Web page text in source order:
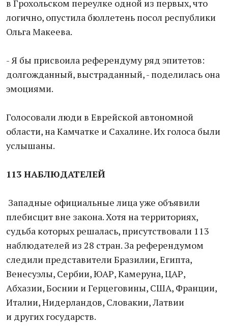
в Грохольском переулке одной из первых, что
логично, опустила бюллетень посол республики
Ольга Макеева.
- Я бы присвоила референдуму ряд эпитетов:
долгожданный, выстраданный, - поделилась она
эмоциями.
Голосовали люди в Еврейской автономной
области, на Камчатке и Сахалине. Их голоса были
услышаны.
113 НАБЛЮДАТЕЛЕЙ
Западные официальные лица уже объявили
плебисцит вне закона. Хотя на территориях,
судьба которых решалась, присутствовали 113
наблюдателей из 28 стран. За референдумом
следили представители Бразилии, Египта,
Венесуэлы, Сербии, ЮАР, Камеруна, ЦАР,
Абхазии, Боснии и Герцеговины, США, Франции,
Италии, Нидерландов, Словакии, Латвии
и других государств.